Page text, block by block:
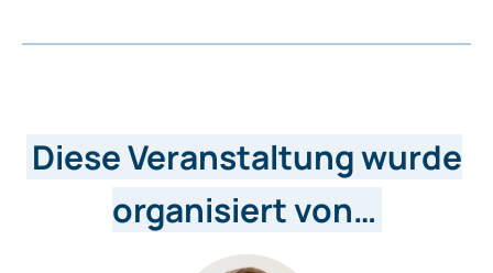
Diese Veranstaltung wurde
organisiert von…